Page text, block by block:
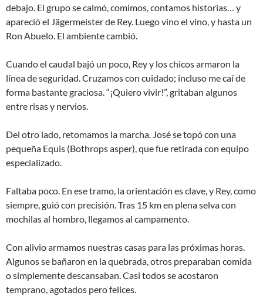
debajo. El grupo se calmó, comimos, contamos historias… y
apareció el Jägermeister de Rey. Luego vino el vino, y hasta un
Ron Abuelo. El ambiente cambió.
Cuando el caudal bajó un poco, Rey y los chicos armaron la
línea de seguridad. Cruzamos con cuidado; incluso me caí de
forma bastante graciosa. “¡Quiero vivir!”, gritaban algunos
entre risas y nervios.
Del otro lado, retomamos la marcha. José se topó con una
pequeña Equis (Bothrops asper), que fue retirada con equipo
especializado.
Faltaba poco. En ese tramo, la orientación es clave, y Rey, como
siempre, guió con precisión. Tras 15 km en plena selva con
mochilas al hombro, llegamos al campamento.
Con alivio armamos nuestras casas para las próximas horas.
Algunos se bañaron en la quebrada, otros preparaban comida
o simplemente descansaban. Casi todos se acostaron
temprano, agotados pero felices.